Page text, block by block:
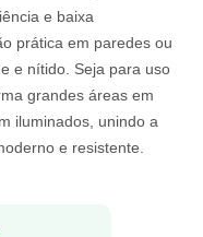
e baixa
prática em paredes ou
e nítido. Seja para uso
grandes áreas em
iluminados, unindo a
e resistente.